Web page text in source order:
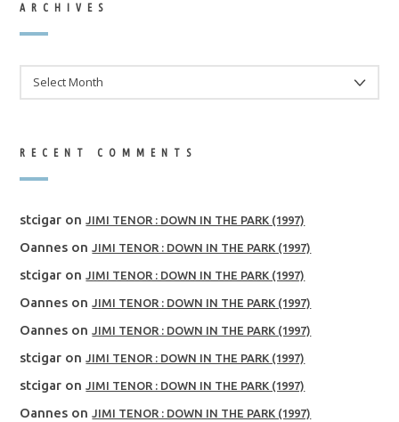
ARCHIVES
RECENT COMMENTS
stcigar on JIMI TENOR : DOWN IN THE PARK (1997)
Oannes on JIMI TENOR : DOWN IN THE PARK (1997)
stcigar on JIMI TENOR : DOWN IN THE PARK (1997)
Oannes on JIMI TENOR : DOWN IN THE PARK (1997)
Oannes on JIMI TENOR : DOWN IN THE PARK (1997)
stcigar on JIMI TENOR : DOWN IN THE PARK (1997)
stcigar on JIMI TENOR : DOWN IN THE PARK (1997)
Oannes on JIMI TENOR : DOWN IN THE PARK (1997)